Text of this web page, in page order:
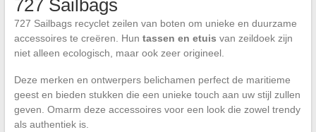
727 Sailbags
727 Sailbags recyclet zeilen van boten om unieke en duurzame
accessoires te creëren. Hun tassen en etuis van zeildoek zijn
niet alleen ecologisch, maar ook zeer origineel.
Deze merken en ontwerpers belichamen perfect de maritieme
geest en bieden stukken die een unieke touch aan uw stijl zullen
geven. Omarm deze accessoires voor een look die zowel trendy
als authentiek is.